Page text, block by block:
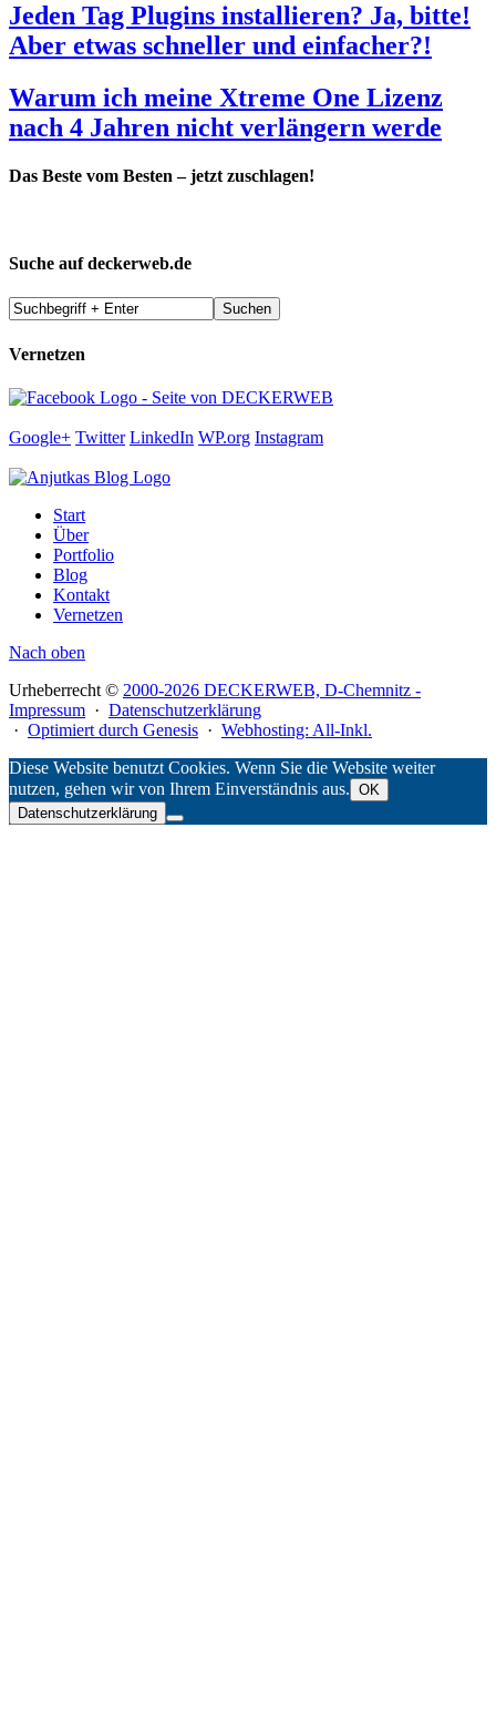
Jeden Tag Plugins installieren? Ja, bitte!
Aber etwas schneller und einfacher?!
Warum ich meine Xtreme One Lizenz
nach 4 Jahren nicht verlängern werde
Das Beste vom Besten – jetzt zuschlagen!
Suche auf deckerweb.de
Vernetzen
Google+ Twitter LinkedIn WP.org Instagram
Start
Über
Portfolio
Blog
Kontakt
Vernetzen
Nach oben
Urheberrecht © 2000-2026 DECKERWEB, D-Chemnitz -
Impressum · Datenschutzerklärung
· Optimiert durch Genesis · Webhosting: All-Inkl.
Diese Website benutzt Cookies. Wenn Sie die Website weiter
nutzen, gehen wir von Ihrem Einverständnis aus. OK
Datenschutzerklärung